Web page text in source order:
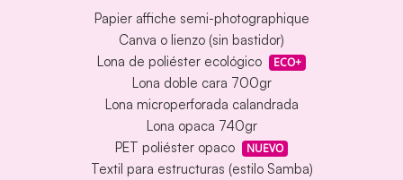
Papier affiche semi-photographique
Canva o lienzo (sin bastidor)
Lona de poliéster ecológico
ECO+
Lona doble cara 700gr
Lona microperforada calandrada
Lona opaca 740gr
PET poliéster opaco
NUEVO
Textil para estructuras (estilo Samba)